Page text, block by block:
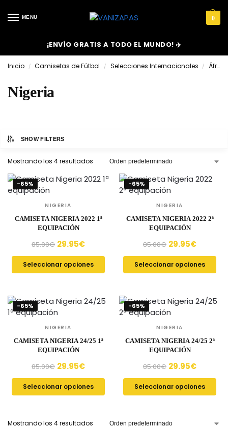
MENU 0
¡ENVÍO GRATIS A TODO EL MUNDO! ✈️
Inicio / Camisetas de Fútbol / Selecciones Internacionales / África
Nigeria
SHOW FILTERS
Mostrando los 4 resultados
-65%
NIGERIA
CAMISETA NIGERIA 2022 1ª
EQUIPACIÓN
85.00€ 29.95€
Seleccionar opciones
-65%
NIGERIA
CAMISETA NIGERIA 2022 2ª
EQUIPACIÓN
85.00€ 29.95€
Seleccionar opciones
-65%
NIGERIA
CAMISETA NIGERIA 24/25 1ª
EQUIPACIÓN
85.00€ 29.95€
Seleccionar opciones
-65%
NIGERIA
CAMISETA NIGERIA 24/25 2ª
EQUIPACIÓN
85.00€ 29.95€
Seleccionar opciones
Mostrando los 4 resultados